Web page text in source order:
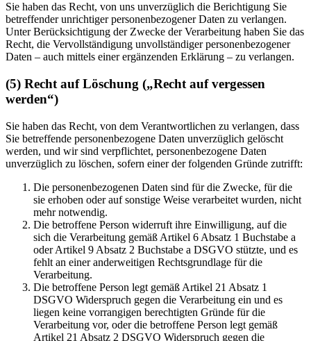
Sie haben das Recht, von uns unverzüglich die Berichtigung Sie
betreffender unrichtiger personenbezogener Daten zu verlangen.
Unter Berücksichtigung der Zwecke der Verarbeitung haben Sie das
Recht, die Vervollständigung unvollständiger personenbezogener
Daten – auch mittels einer ergänzenden Erklärung – zu verlangen.
(5) Recht auf Löschung („Recht auf vergessen
werden“)
Sie haben das Recht, von dem Verantwortlichen zu verlangen, dass
Sie betreffende personenbezogene Daten unverzüglich gelöscht
werden, und wir sind verpflichtet, personenbezogene Daten
unverzüglich zu löschen, sofern einer der folgenden Gründe zutrifft:
Die personenbezogenen Daten sind für die Zwecke, für die
sie erhoben oder auf sonstige Weise verarbeitet wurden, nicht
mehr notwendig.
Die betroffene Person widerruft ihre Einwilligung, auf die
sich die Verarbeitung gemäß Artikel 6 Absatz 1 Buchstabe a
oder Artikel 9 Absatz 2 Buchstabe a DSGVO stützte, und es
fehlt an einer anderweitigen Rechtsgrundlage für die
Verarbeitung.
Die betroffene Person legt gemäß Artikel 21 Absatz 1
DSGVO Widerspruch gegen die Verarbeitung ein und es
liegen keine vorrangigen berechtigten Gründe für die
Verarbeitung vor, oder die betroffene Person legt gemäß
Artikel 21 Absatz 2 DSGVO Widerspruch gegen die